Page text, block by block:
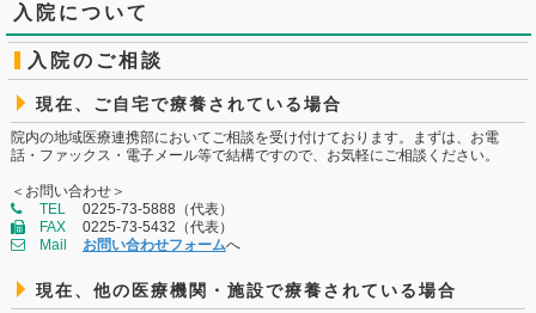
入院について
入院のご相談
現在、ご自宅で療養されている場合
院内の地域医療連携部においてご相談を受け付けております。まずは、お電
話・ファックス・電子メール等で結構ですので、お気軽にご相談ください。
＜お問い合わせ＞
TEL
0225-73-5888（代表）
FAX
0225-73-5432（代表）
Mail
お問い合わせフォームへ
現在、他の医療機関・施設で療養されている場合